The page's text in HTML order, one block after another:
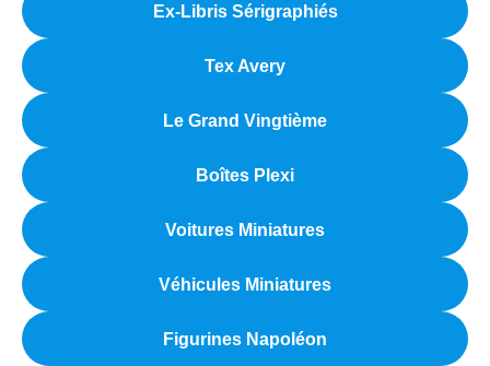
Ex-Libris Sérigraphiés
Tex Avery
Le Grand Vingtième
Boîtes Plexi
Voitures Miniatures
Véhicules Miniatures
Figurines Napoléon